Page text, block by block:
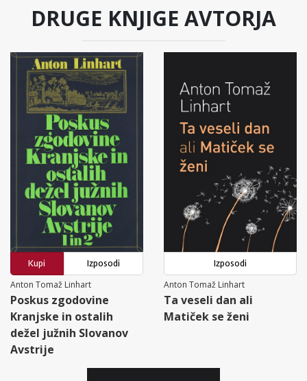
DRUGE KNJIGE AVTORJA
Kupi
Izposodi
Anton Tomaž Linhart
Poskus zgodovine
Kranjske in ostalih
dežel južnih Slovanov
Avstrije
Izposodi
Anton Tomaž Linhart
Ta veseli dan ali
Matiček se ženi